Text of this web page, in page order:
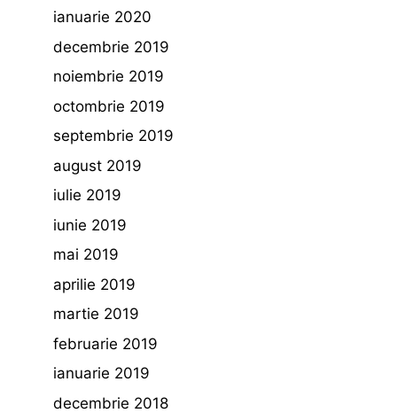
ianuarie 2020
decembrie 2019
noiembrie 2019
octombrie 2019
septembrie 2019
august 2019
iulie 2019
iunie 2019
mai 2019
aprilie 2019
martie 2019
februarie 2019
ianuarie 2019
decembrie 2018